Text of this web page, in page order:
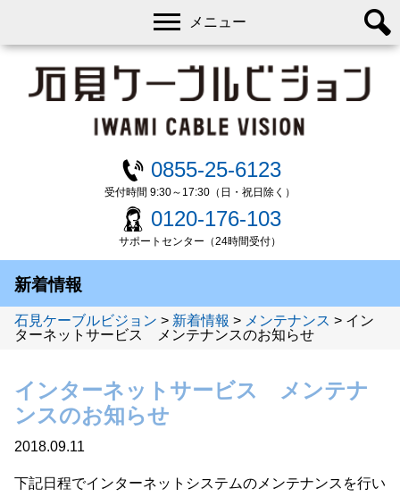
0855-25-6123
受付時間 9:30～17:30（日・祝日除く）
0120-176-103
サポートセンター（24時間受付）
メニュー
新着情報
石見ケーブルビジョン > 新着情報 > メンテナンス > イン
ターネットサービス メンテナンスのお知らせ
インターネットサービス メンテナ
ンスのお知らせ
2018.09.11
下記日程でインターネットシステムのメンテナンスを行い